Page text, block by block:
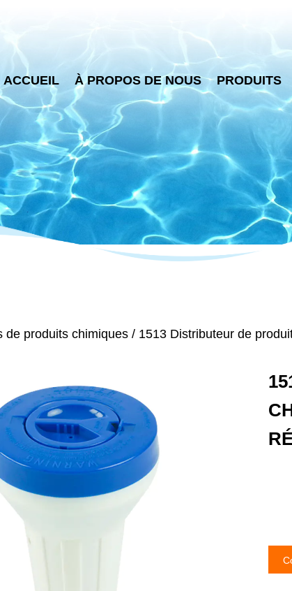
ACCUEIL À PROPOS DE NOUS PRODUITS
de produits chimiques / 1513 Distributeur de